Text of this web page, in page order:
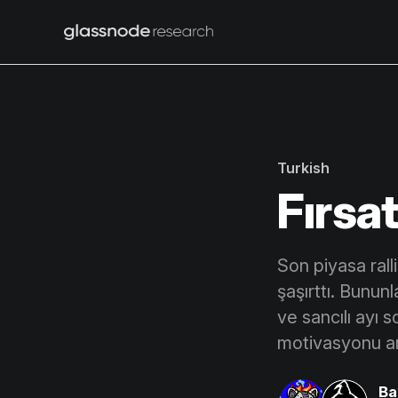
Turkish
Son piyasa
şaşırttı.
ve sancılı ayı
motivasyonu